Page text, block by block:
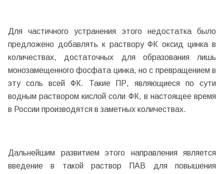
Для частичного устранения этого недостатка было
предложено добавлять к раствору ФК оксид цинка в
количествах, достаточных для образования лишь
монозамещенного фосфата цинка, но с превращением в
эту соль всей ФК. Такие ПР, являющиеся по сути
водным раствором кислой соли ФК, в настоящее время
в России производятся в заметных количествах.
Дальнейшим развитием этого направления является
введение в такой раствор ПАВ для повышения